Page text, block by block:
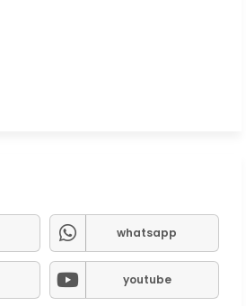
whatsapp
youtube